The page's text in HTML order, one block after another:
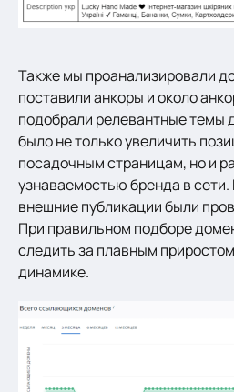
Также мы проанализировали
поставили анкоры и около
подобрали релевантные темы
было не только увеличить
посадочным страницам, но и
узнаваемостью бренда в
внешние публикации были
При правильном подборе
следить за плавным
динамике.